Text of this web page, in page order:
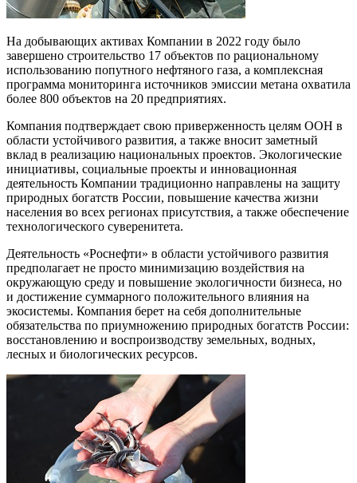
На добывающих активах Компании в 2022 году было
завершено строительство 17 объектов по рациональному
использованию попутного нефтяного газа, а комплексная
программа мониторинга источников эмиссии метана охватила
более 800 объектов на 20 предприятиях.
Компания подтверждает свою приверженность целям ООН в
области устойчивого развития, а также вносит заметный
вклад в реализацию национальных проектов. Экологические
инициативы, социальные проекты и инновационная
деятельность Компании традиционно направлены на защиту
природных богатств России, повышение качества жизни
населения во всех регионах присутствия, а также обеспечение
технологического суверенитета.
Деятельность «Роснефти» в области устойчивого развития
предполагает не просто минимизацию воздействия на
окружающую среду и повышение экологичности бизнеса, но
и достижение суммарного положительного влияния на
экосистемы. Компания берет на себя дополнительные
обязательства по приумножению природных богатств России:
восстановлению и воспроизводству земельных, водных,
лесных и биологических ресурсов.